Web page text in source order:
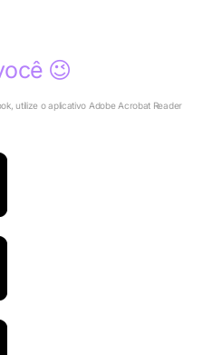
😉
utilize o aplicativo Adobe Acrobat Reader